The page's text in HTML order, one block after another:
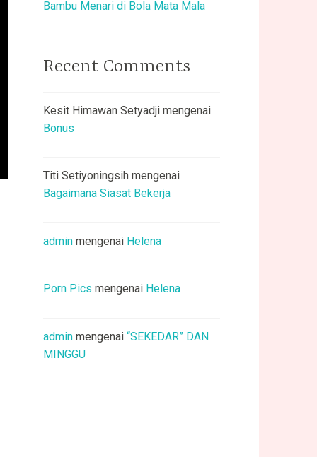
Bambu Menari di Bola Mata Mala
Recent Comments
Kesit Himawan Setyadji mengenai
Bonus
Titi Setiyoningsih mengenai
Bagaimana Siasat Bekerja
admin mengenai Helena
Porn Pics mengenai Helena
admin mengenai “SEKEDAR” DAN
MINGGU